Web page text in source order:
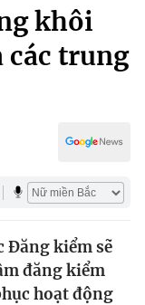
khôi
các trung
Đăng kiểm sẽ
đăng kiểm
hoạt động